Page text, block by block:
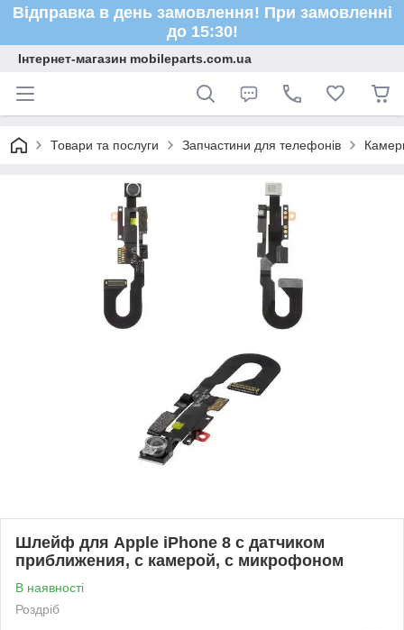
Відправка в день замовлення! При замовленні
до 15:30!
Інтернет-магазин mobileparts.com.ua
Товари та послуги Запчастини для телефонів
Шлейф для Apple iPhone 8 c датчиком
приближения, с камерой, с микрофоном
В наявності
Роздріб